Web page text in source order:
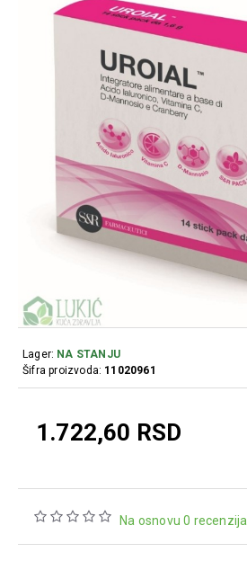
Na osnovu 0 recenzija.
1.722,60 RSD
Lager: NA STANJU
Šifra proizvoda: 11020961